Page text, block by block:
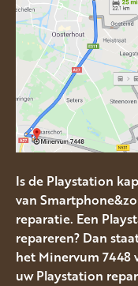
Is de Playstation
van
reparatie. Een
repareren? Dan
het Minervum 7448
uw Playstation